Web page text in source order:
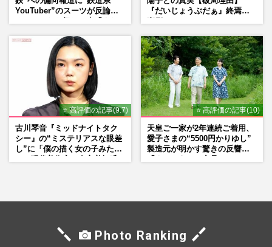
YouTuber”のスーツが反論
は？」
『だいじょうぶだぁ』終焉の
⭐ 高評価の記事(9.7)
古川琴音『ミッドナイトタク
シー』の“ミステリアスな眼差
し”に「僕の描く女の子みた
⭐ 高評価の記事(10)
天皇ご一家が2年連続ご着用、
愛子さまの“5500円かりゆし”
製造元が明かす驚きの反響
Photo Ranking